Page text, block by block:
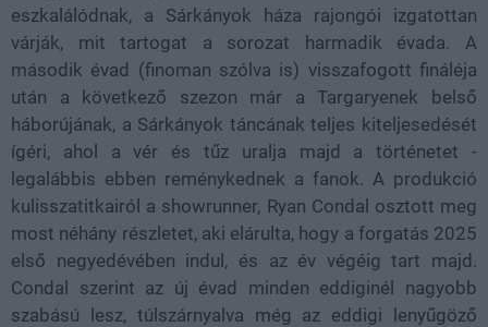
eszkalálódnak, a Sárkányok háza rajongói izgatottan
várják, mit tartogat a sorozat harmadik évada. A
második évad (finoman szólva is) visszafogott fináléja
után a következő szezon már a Targaryenek belső
háborújának, a Sárkányok táncának teljes kiteljesedését
ígéri, ahol a vér és tűz uralja majd a történetet -
legalábbis ebben reménykednek a fanok. A produkció
kulisszatitkairól a showrunner, Ryan Condal osztott meg
most néhány részletet, aki elárulta, hogy a forgatás 2025
első negyedévében indul, és az év végéig tart majd.
Condal szerint az új évad minden eddiginél nagyobb
szabású lesz, túlszárnyalva még az eddigi lenyűgöző